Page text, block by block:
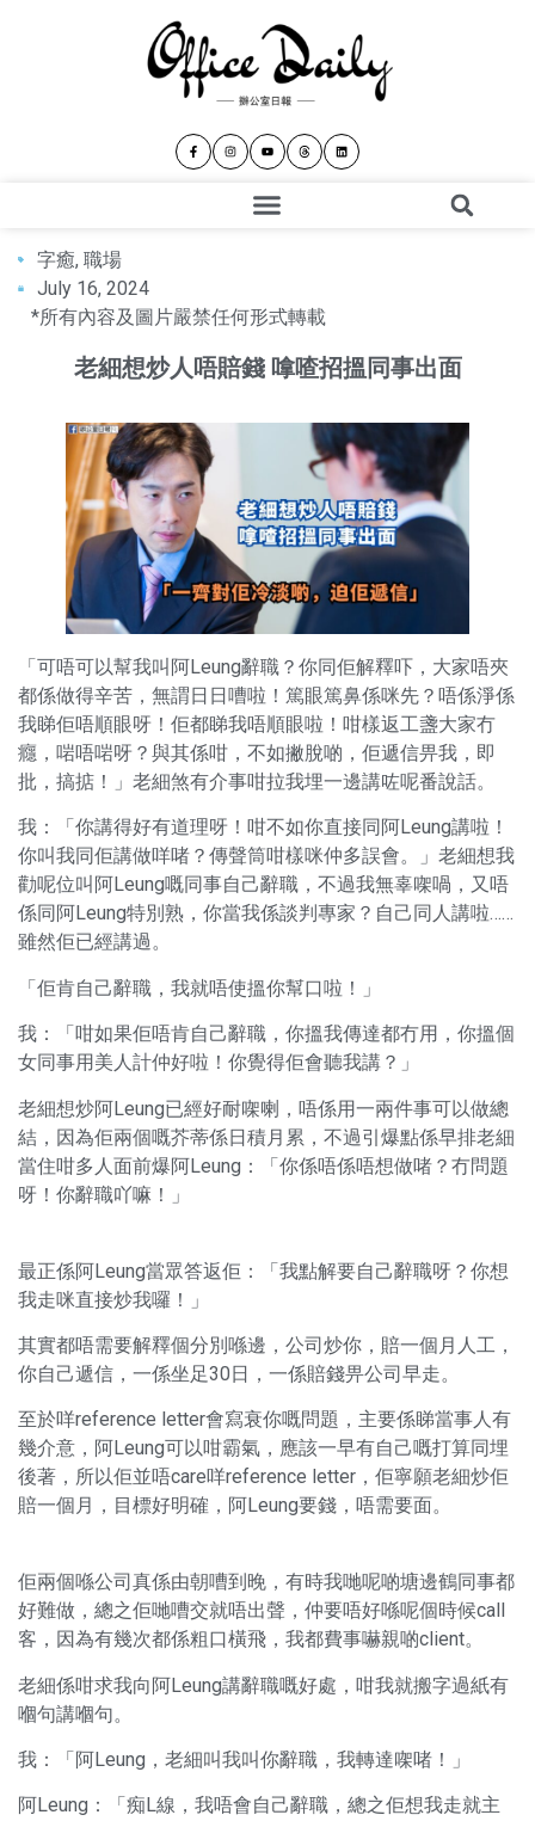
字癒, 職場
July 16, 2024
*所有內容及圖片嚴禁任何形式轉載
老細想炒人唔賠錢 嗱喳招搵同事出面
「可唔可以幫我叫阿Leung辭職？你同佢解釋吓，大家唔夾
都係做得辛苦，無謂日日嘈啦！篤眼篤鼻係咪先？唔係淨係
我睇佢唔順眼呀！佢都睇我唔順眼啦！咁樣返工盞大家冇
癮，啱唔啱呀？與其係咁，不如撇脫啲，佢遞信畀我，即
批，搞掂！」老細煞有介事咁拉我埋一邊講咗呢番說話。
我：「你講得好有道理呀！咁不如你直接同阿Leung講啦！
你叫我同佢講做咩啫？傳聲筒咁樣咪仲多誤會。」老細想我
勸呢位叫阿Leung嘅同事自己辭職，不過我無辜㗎喎，又唔
係同阿Leung特別熟，你當我係談判專家？自己同人講啦……
雖然佢已經講過。
「佢肯自己辭職，我就唔使搵你幫口啦！」
我：「咁如果佢唔肯自己辭職，你搵我傳達都冇用，你搵個
女同事用美人計仲好啦！你覺得佢會聽我講？」
老細想炒阿Leung已經好耐㗎喇，唔係用一兩件事可以做總
結，因為佢兩個嘅芥蒂係日積月累，不過引爆點係早排老細
當住咁多人面前爆阿Leung：「你係唔係唔想做啫？冇問題
呀！你辭職吖嘛！」
最正係阿Leung當眾答返佢：「我點解要自己辭職呀？你想
我走咪直接炒我囉！」
其實都唔需要解釋個分別喺邊，公司炒你，賠一個月人工，
你自己遞信，一係坐足30日，一係賠錢畀公司早走。
至於咩reference letter會寫衰你嘅問題，主要係睇當事人有
幾介意，阿Leung可以咁霸氣，應該一早有自己嘅打算同埋
後著，所以佢並唔care咩reference letter，佢寧願老細炒佢
賠一個月，目標好明確，阿Leung要錢，唔需要面。
佢兩個喺公司真係由朝嘈到晚，有時我哋呢啲塘邊鶴同事都
好難做，總之佢哋嘈交就唔出聲，仲要唔好喺呢個時候call
客，因為有幾次都係粗口橫飛，我都費事嚇親啲client。
老細係咁求我向阿Leung講辭職嘅好處，咁我就搬字過紙有
嗰句講嗰句。
我：「阿Leung，老細叫我叫你辭職，我轉達㗎啫！」
阿Leung：「痴L線，我唔會自己辭職，總之佢想我走就主